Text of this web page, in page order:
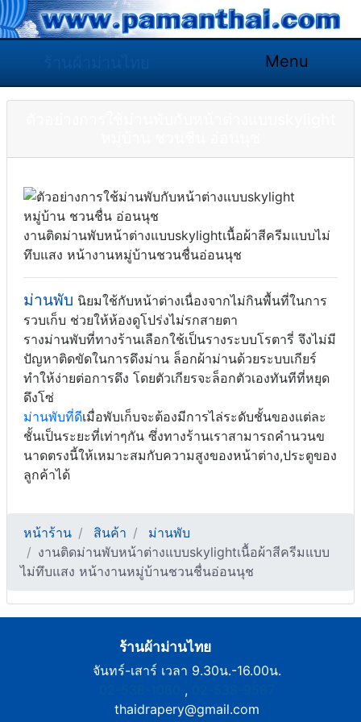
Menu
งานติดม่านพับหน้าต่างแบบskylightเนื้อผ้าสีครีมแบบไม่
ทึบแสง หน้างานหมู่บ้านชวนชื่นอ่อนนุช
ม่านพับ นิยมใช้กับหน้าต่างเนื่องจากไม่กินพื้นที่ในการ
รวบเก็บ ช่วยให้ห้องดูโปร่งไม่รกสายตา
รางม่านพับที่ทางร้านเลือกใช้เป็นรางระบบโรตารี่ จึงไม่มี
ปัญหาติดขัดในการดึงม่าน ล็อกผ้าม่านด้วยระบบเกียร์
ทำให้ง่ายต่อการดึง โดยตัวเกียรจะล็อกตัวเองทันทีที่หยุด
ดึงโซ่
ม่านพับที่ดีเมื่อพับเก็บจะต้องมีการไล่ระดับชั้นของแต่ละ
ชั้นเป็นระยะที่เท่าๆกัน ซึ่งทางร้านเราสามารถคำนวนข
นาดตรงนี้ให้เหมาะสมกับความสูงของหน้าต่าง,ประตูของ
ลูกค้าได้
หน้าร้าน สินค้า
ม่านพับ
งานติดม่านพับหน้าต่างแบบskylightเนื้อผ้าสีครีมแบบ
ไม่ทึบแสง หน้างานหมู่บ้านชวนชื่นอ่อนนุช
ร้านผ้าม่านไทย
จันทร์-เสาร์ เวลา 9.30น.-16.00น.
,
thaidrapery@gmail.com